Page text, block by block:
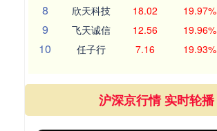
8 欣天科技 18.02 19.97%
9 飞天诚信 12.56 19.96%
10 任子行 7.16 19.93%
沪深京行情 实时轮播